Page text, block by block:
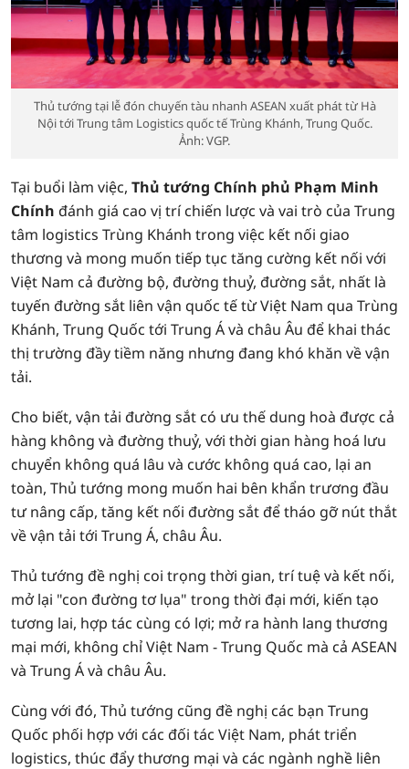
Thủ tướng tại lễ đón chuyến tàu nhanh ASEAN xuất phát từ Hà
Nội tới Trung tâm Logistics quốc tế Trùng Khánh, Trung Quốc.
Ảnh: VGP.
Tại buổi làm việc, Thủ tướng Chính phủ Phạm Minh
Chính đánh giá cao vị trí chiến lược và vai trò của Trung
tâm logistics Trùng Khánh trong việc kết nối giao
thương và mong muốn tiếp tục tăng cường kết nối với
Việt Nam cả đường bộ, đường thuỷ, đường sắt, nhất là
tuyến đường sắt liên vận quốc tế từ Việt Nam qua Trùng
Khánh, Trung Quốc tới Trung Á và châu Âu để khai thác
thị trường đầy tiềm năng nhưng đang khó khăn về vận
tải.
Cho biết, vận tải đường sắt có ưu thế dung hoà được cả
hàng không và đường thuỷ, với thời gian hàng hoá lưu
chuyển không quá lâu và cước không quá cao, lại an
toàn, Thủ tướng mong muốn hai bên khẩn trương đầu
tư nâng cấp, tăng kết nối đường sắt để tháo gỡ nút thắt
về vận tải tới Trung Á, châu Âu.
Thủ tướng đề nghị coi trọng thời gian, trí tuệ và kết nối,
mở lại "con đường tơ lụa" trong thời đại mới, kiến tạo
tương lai, hợp tác cùng có lợi; mở ra hành lang thương
mại mới, không chỉ Việt Nam - Trung Quốc mà cả ASEAN
và Trung Á và châu Âu.
Cùng với đó, Thủ tướng cũng đề nghị các bạn Trung
Quốc phối hợp với các đối tác Việt Nam, phát triển
logistics, thúc đẩy thương mại và các ngành nghề liên